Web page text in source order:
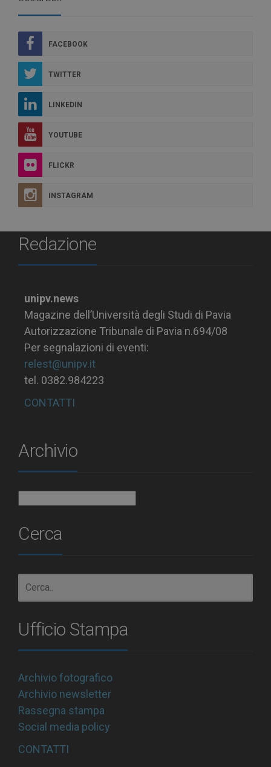
FACEBOOK
TWITTER
LINKEDIN
YOUTUBE
FLICKR
INSTAGRAM
Redazione
unipv.news
Magazine dell’Università degli Studi di Pavia
Autorizzazione Tribunale di Pavia n.694/08
Per segnalazioni di eventi:
relest@unipv.it
tel. 0382.984223
CONTATTI
Archivio
Cerca
Ufficio Stampa
Archivio fotografico
Archivio newsletter
Rassegna stampa
Social media policy
CONTATTI